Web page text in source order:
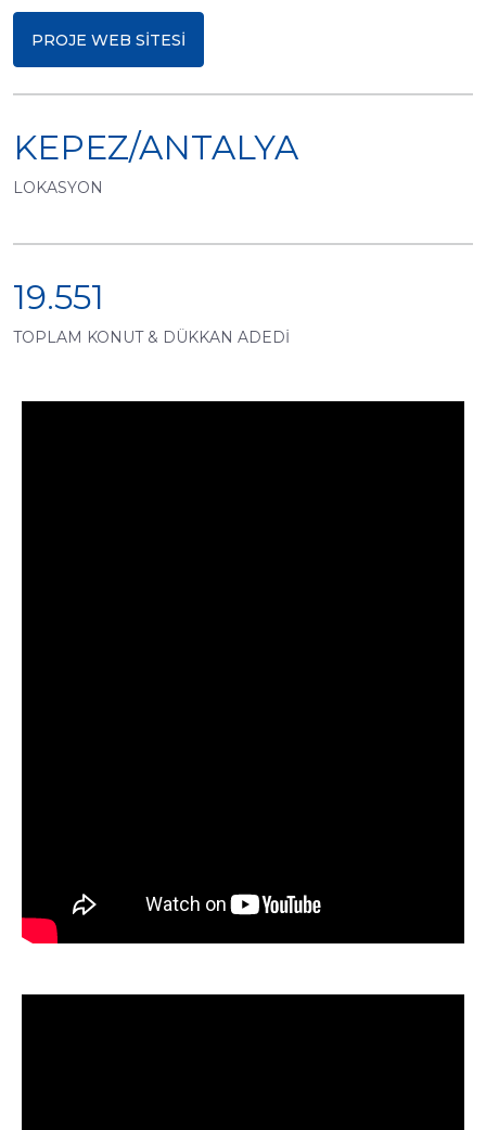
PROJE WEB SİTESİ
KEPEZ/ANTALYA
LOKASYON
19.551
TOPLAM KONUT & DÜKKAN ADEDİ